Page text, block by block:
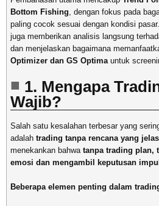
Bottom Fishing, dengan fokus pada
paling cocok sesuai dengan kondisi
juga memberikan analisis langsung
dan menjelaskan bagaimana
Optimizer dan GS Optimauntuk
1. Mengapa
Wajib?
Salah satu kesalahan terbesar yang
adalah trading tanpa rencana yang jelas
menekankan bahwa tanpa trading plan,
emosi dan mengambil keputusan
Beberapa elemen penting dalam